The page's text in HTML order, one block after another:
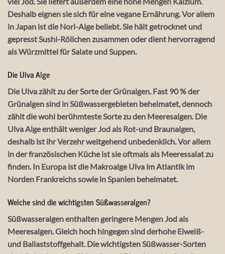
Deshalb eignen sie sich für eine vegane Ernährung. Vor allem
in Japan ist die Nori-Alge beliebt. Sie hält getrocknet und
gepresst Sushi-Röllchen zusammen oder dient hervorragend
als Würzmittel für Salate und Suppen.
Die Ulva Alge
Die Ulva zählt zu der Sorte der Grünalgen. Fast 90 % der
Grünalgen sind in Süßwassergebieten beheimatet, dennoch
zählt die wohl berühmteste Sorte zu den Meeresalgen. Die
Ulva Alge enthält weniger Jod als Rot-und Braunalgen,
deshalb ist ihr Verzehr weitgehend unbedenklich. Vor allem
in der französischen Küche ist sie oftmals als Meeressalat zu
finden. In Europa ist die Makroalge Ulva im Atlantik im
Norden Frankreichs sowie in Spanien beheimatet.
Welche sind die wichtigsten Süßwasseralgen?
Süßwasseralgen enthalten geringere Mengen Jod als
Meeresalgen. Gleich hoch hingegen sind derhohe Eiweiß-
und Ballaststoffgehalt. Die wichtigsten Süßwasser-Sorten